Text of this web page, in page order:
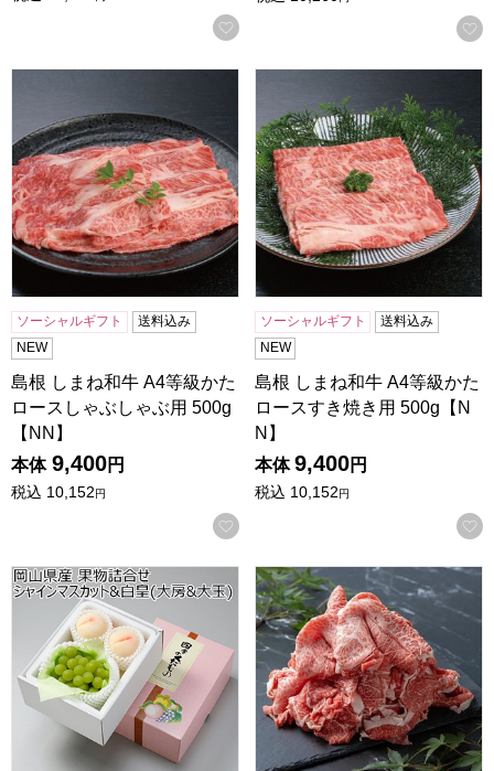
お気に入りに登録する
ソーシャルギフト
送料込み
NEW
島根 しまね和牛 A4等級かた
ロースしゃぶしゃぶ用 500g
【NN】
本体 9,400円
税込 10,152円
お気に入りに登録する
ソーシャルギフト
送料込み
NEW
島根 しまね和牛 A4等級かた
ロースすき焼き用 500g【N
N】
本体 9,400円
税込 10,152円
岡山県産 果物詰合せ シャインマスカット＆白皇(大房＆大
島根 しまね和牛 A4等級赤身